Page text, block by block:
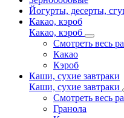
Йогурты, десерты,
Какао, кэроб
Какао, кэроб
Смотреть весь
Какао
Кэроб
Каши, сухие завтраки
Каши, сухие завтраки
Смотреть весь
Гранола